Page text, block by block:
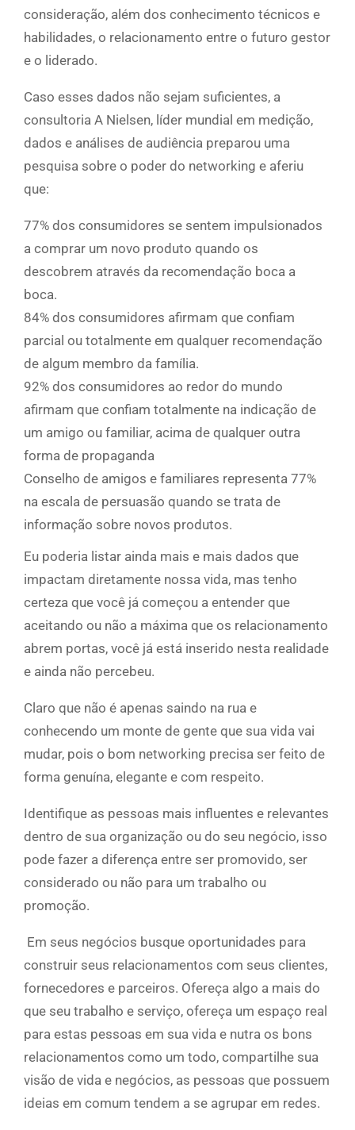
consideração, além dos conhecimento técnicos e
habilidades, o relacionamento entre o futuro gestor
e o liderado.
Caso esses dados não sejam suficientes, a
consultoria A Nielsen, líder mundial em medição,
dados e análises de audiência preparou uma
pesquisa sobre o poder do networking e aferiu
que:
77% dos consumidores se sentem impulsionados
a comprar um novo produto quando os
descobrem através da recomendação boca a
boca.
84% dos consumidores afirmam que confiam
parcial ou totalmente em qualquer recomendação
de algum membro da família.
92% dos consumidores ao redor do mundo
afirmam que confiam totalmente na indicação de
um amigo ou familiar, acima de qualquer outra
forma de propaganda
Conselho de amigos e familiares representa 77%
na escala de persuasão quando se trata de
informação sobre novos produtos.
Eu poderia listar ainda mais e mais dados que
impactam diretamente nossa vida, mas tenho
certeza que você já começou a entender que
aceitando ou não a máxima que os relacionamento
abrem portas, você já está inserido nesta realidade
e ainda não percebeu.
Claro que não é apenas saindo na rua e
conhecendo um monte de gente que sua vida vai
mudar, pois o bom networking precisa ser feito de
forma genuína, elegante e com respeito.
Identifique as pessoas mais influentes e relevantes
dentro de sua organização ou do seu negócio, isso
pode fazer a diferença entre ser promovido, ser
considerado ou não para um trabalho ou
promoção.
Em seus negócios busque oportunidades para
construir seus relacionamentos com seus clientes,
fornecedores e parceiros. Ofereça algo a mais do
que seu trabalho e serviço, ofereça um espaço real
para estas pessoas em sua vida e nutra os bons
relacionamentos como um todo, compartilhe sua
visão de vida e negócios, as pessoas que possuem
ideias em comum tendem a se agrupar em redes.